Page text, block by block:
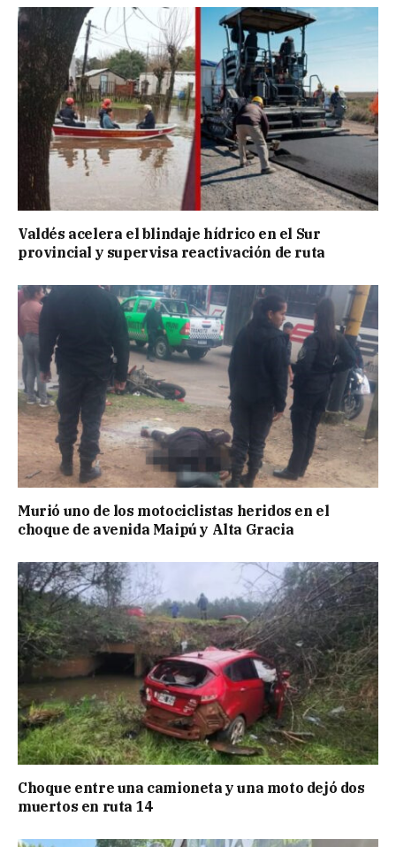
Valdés acelera el blindaje hídrico en el Sur
provincial y supervisa reactivación de ruta
Murió uno de los motociclistas heridos en el
choque de avenida Maipú y Alta Gracia
Choque entre una camioneta y una moto dejó dos
muertos en ruta 14